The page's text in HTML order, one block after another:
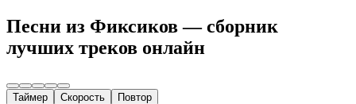
Песни из Фиксиков — сборник
лучших треков онлайн
Таймер Скорость Повтор